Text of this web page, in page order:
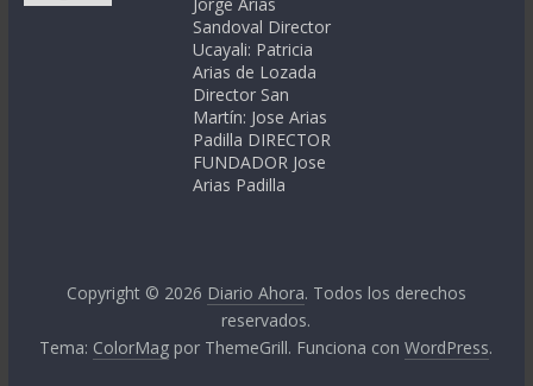
Sandoval Director
Ucayali: Patricia
Arias de Lozada
Director San
Martín: Jose Arias
Padilla DIRECTOR
FUNDADOR Jose
Arias Padilla
Copyright © 2026 Diario Ahora. Todos los derechos
reservados.
Tema: ColorMag por ThemeGrill. Funciona conWordPress.